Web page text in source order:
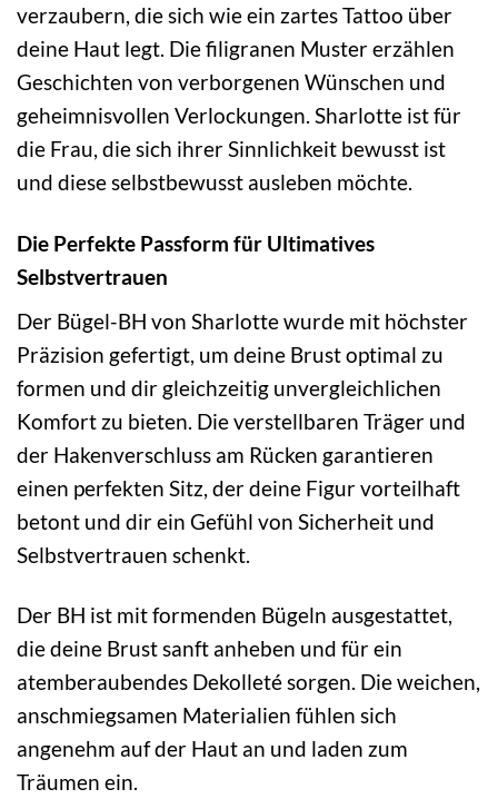
verzaubern, die sich wie ein zartes Tattoo über
deine Haut legt. Die filigranen Muster erzählen
Geschichten von verborgenen Wünschen und
geheimnisvollen Verlockungen. Sharlotte ist für
die Frau, die sich ihrer Sinnlichkeit bewusst ist
und diese selbstbewusst ausleben möchte.
Die Perfekte Passform für Ultimatives
Selbstvertrauen
Der Bügel-BH von Sharlotte wurde mit höchster
Präzision gefertigt, um deine Brust optimal zu
formen und dir gleichzeitig unvergleichlichen
Komfort zu bieten. Die verstellbaren Träger und
der Hakenverschluss am Rücken garantieren
einen perfekten Sitz, der deine Figur vorteilhaft
betont und dir ein Gefühl von Sicherheit und
Selbstvertrauen schenkt.
Der BH ist mit formenden Bügeln ausgestattet,
die deine Brust sanft anheben und für ein
atemberaubendes Dekolleté sorgen. Die weichen,
anschmiegsamen Materialien fühlen sich
angenehm auf der Haut an und laden zum
Träumen ein.